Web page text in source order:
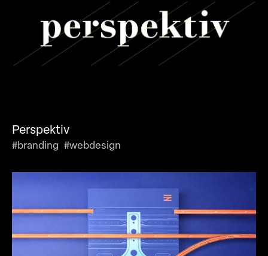
Perspektiv
#branding #webdesign